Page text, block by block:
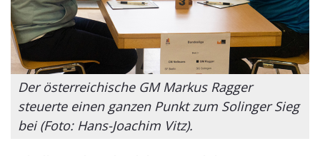
Der österreichische GM Markus Ragger
steuerte einen ganzen Punkt zum Solinger Sieg
bei (Foto: Hans-Joachim Vitz).